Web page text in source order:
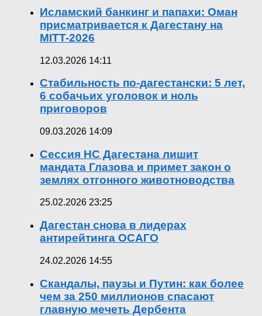
Исламский банкинг и папахи: Оман
присматривается к Дагестану на
MITT-2026
12.03.2026 14:11
Стабильность по-дагестански: 5 лет,
6 собачьих уголовок и ноль
приговоров
09.03.2026 14:09
Сессия НС Дагестана лишит
мандата Глазова и примет закон о
землях отгонного животноводства
25.02.2026 23:25
Дагестан снова в лидерах
антирейтинга ОСАГО
24.02.2026 14:55
Скандалы, паузы и Путин: как более
чем за 250 миллионов спасают
главную мечеть Дербента